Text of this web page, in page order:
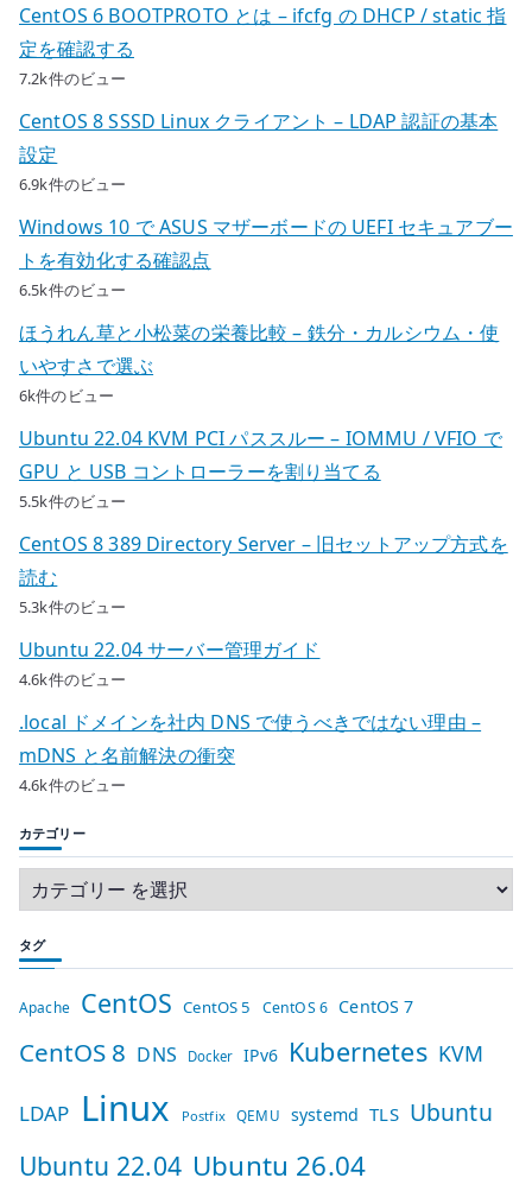
CentOS 6 BOOTPROTO とは – ifcfg の DHCP / static 指
定を確認する
7.2k件のビュー
CentOS 8 SSSD Linux クライアント – LDAP 認証の基本
設定
6.9k件のビュー
Windows 10 で ASUS マザーボードの UEFI セキュアブー
トを有効化する確認点
6.5k件のビュー
ほうれん草と小松菜の栄養比較 – 鉄分・カルシウム・使
いやすさで選ぶ
6k件のビュー
Ubuntu 22.04 KVM PCI パススルー – IOMMU / VFIO で
GPU と USB コントローラーを割り当てる
5.5k件のビュー
CentOS 8 389 Directory Server – 旧セットアップ方式を
読む
5.3k件のビュー
Ubuntu 22.04 サーバー管理ガイド
4.6k件のビュー
.local ドメインを社内 DNS で使うべきではない理由 –
mDNS と名前解決の衝突
4.6k件のビュー
カテゴリー
タグ
Apache CentOS CentOS 5 CentOS 6 CentOS 7
CentOS 8 DNS Docker IPv6 Kubernetes KVM
LDAP Linux Postfix QEMU systemd TLS Ubuntu
Ubuntu 22.04 Ubuntu 26.04